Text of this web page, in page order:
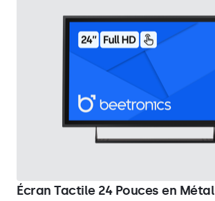
Écran Tactile 24 Pouces en Métal